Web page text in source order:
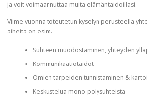
ja voit voimaannuttaa muita elämäntaidoillasi.
Viime vuonna toteutetun kyselyn perusteella
aiheita on esim.
Suhteen muodostaminen, yhteyden
Kommunikaatiotaidot
Omien tarpeiden tunnistaminen &
Keskustelua mono-polysuhteista